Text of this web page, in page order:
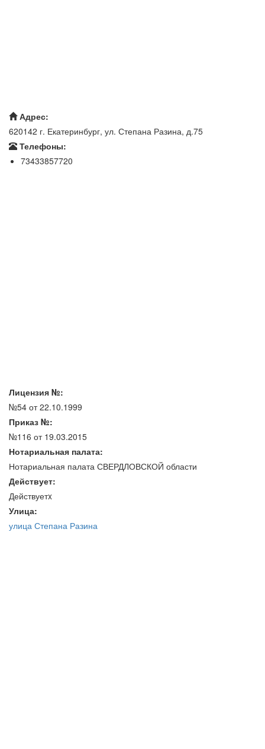
Адрес:
620142 г. Екатеринбург, ул. Степана Разина, д.75
Телефоны:
73433857720
Лицензия №:
№54 от 22.10.1999
Приказ №:
№116 от 19.03.2015
Нотариальная палата:
Нотариальная палата СВЕРДЛОВСКОЙ области
Действует:
Действуетx
Улица:
улица Степана Разина